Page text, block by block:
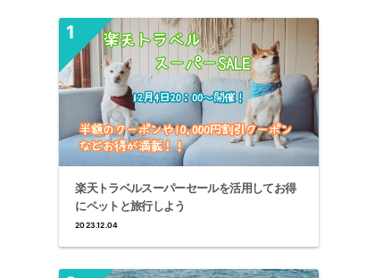
楽天トラベルスーパーセールを活用してお得
にペットと旅行しよう
2023.12.04